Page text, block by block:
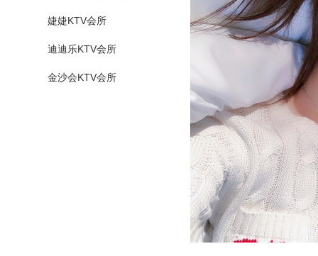
婕婕KTV会所
迪迪乐KTV会所
金沙会KTV会所